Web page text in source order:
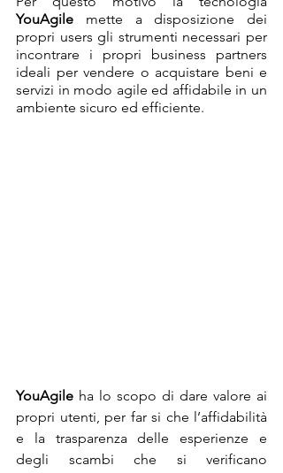
YouAgile mette a disposizione dei
propri users gli strumenti necessari per
incontrare i propri business partners
ideali per vendere o acquistare beni e
servizi in modo agile ed affidabile in un
ambiente sicuro ed efficiente.
YouAgile ha lo scopo di dare valore ai
propri utenti, per far si che l’affidabilità
e la trasparenza delle esperienze e
degli scambi che si verificano